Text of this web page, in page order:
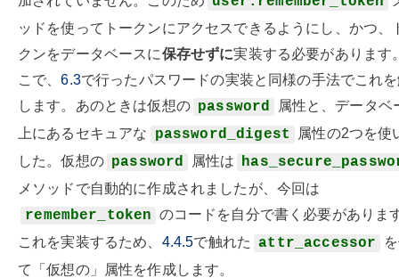
ッドを使ってトークンにアクセスできるようにし、かつ、
クンをデータベースに保存せずに実装する必要があります
こで、6.3で行ったパスワードの実装と同様の手法でこれ
します。あのときは仮想の password
属性と、データベ
上にあるセキュアな
password_digest
属性の2つを使
した。仮想の password 属性は
メソッドで自動的に作成されましたが、今回は
remember_token のコードを自分で書く必要がありま
これを実装するため、 4.4.5で触れた attr_accessor
て「仮想の」属性を作成します。